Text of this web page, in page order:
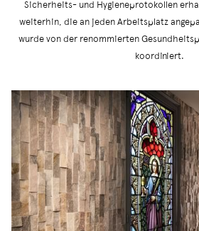
Sicherheits- und Hygieneprotokollen
weiterhin, die an jeden Arbeitsplatz
wurde von der renommierten
koordiniert.